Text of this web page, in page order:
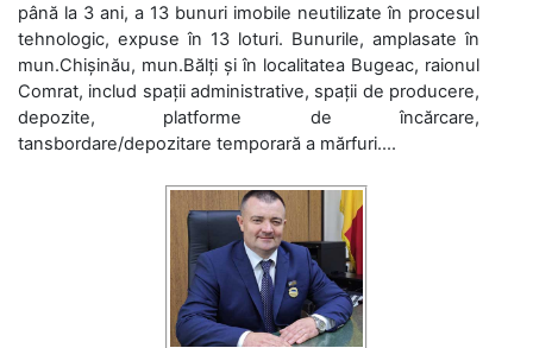
până la 3 ani, a 13 bunuri imobile neutilizate în procesul
tehnologic, expuse în 13 loturi. Bunurile, amplasate în
mun.Chișinău, mun.Bălți și în localitatea Bugeac, raionul
Comrat, includ spații administrative, spații de producere,
depozite, platforme de încărcare,
tansbordare/depozitare temporară a mărfuri....